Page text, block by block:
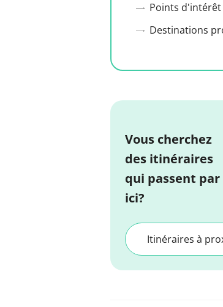
Points
Destinations
Vous cherchez
des itinéraires
qui passent par
ici?
Itinéraires à